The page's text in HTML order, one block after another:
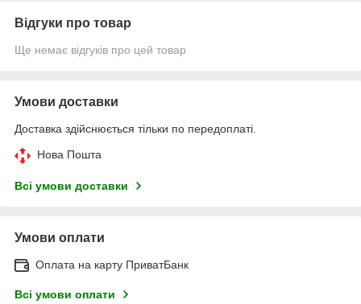
Відгуки про товар
Ще немає відгуків про цей товар
Умови доставки
Доставка здійснюється тільки по передоплаті.
Нова Пошта
Всі умови доставки
Умови оплати
Оплата на карту ПриватБанк
Всі умови оплати